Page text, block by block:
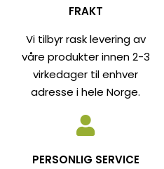
FRAKT
Vi tilbyr rask levering av
våre produkter innen 2-3
virkedager til enhver
adresse i hele Norge.
PERSONLIG SERVICE